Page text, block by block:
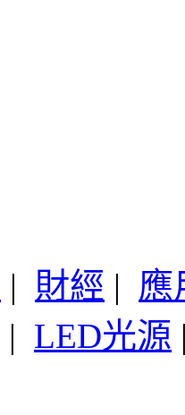
| 財經 | 應
| LED光源